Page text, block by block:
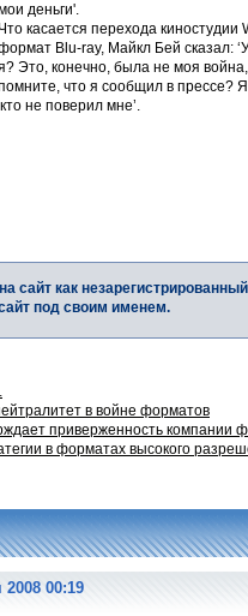
деньги'.
Что касается перехода киностудии
Blu-ray, Майкл Бей сказал:
Это, конечно, была не моя
что я сообщил в прессе? Я
не поверил мне’.
сайт как
под своим именем.
в войне форматов
приверженность компании
в форматах высокого
00:19